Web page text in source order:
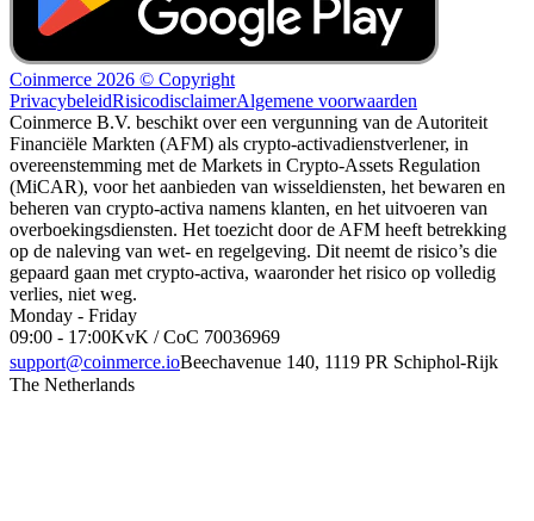
Coinmerce 2026 © Copyright
PrivacybeleidRisicodisclaimerAlgemene voorwaarden
Coinmerce B.V. beschikt over een vergunning van de Autoriteit
Financiële Markten (AFM) als crypto-activadienstverlener, in
overeenstemming met de Markets in Crypto-Assets Regulation
(MiCAR), voor het aanbieden van wisseldiensten, het bewaren en
beheren van crypto-activa namens klanten, en het uitvoeren van
overboekingsdiensten. Het toezicht door de AFM heeft betrekking
op de naleving van wet- en regelgeving. Dit neemt de risico’s die
gepaard gaan met crypto-activa, waaronder het risico op volledig
verlies, niet weg.
Monday - Friday
09:00 - 17:00KvK / CoC 70036969
support@coinmerce.ioBeechavenue 140, 1119 PR Schiphol-Rijk
The Netherlands